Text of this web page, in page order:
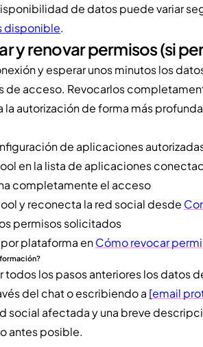
de datos puede variar
disponible.
y renovar permisos (si
y esperar unos minutos los
de acceso. Revocarlos
autorización de forma más
de aplicaciones
en la lista de aplicaciones
completamente el acceso
y reconecta la red social desde
permisos solicitados
plataforma enCómo revocar
todos los pasos anteriores los datos
del chat o escribiendo a [email
social afectada y una breve
antes posible.